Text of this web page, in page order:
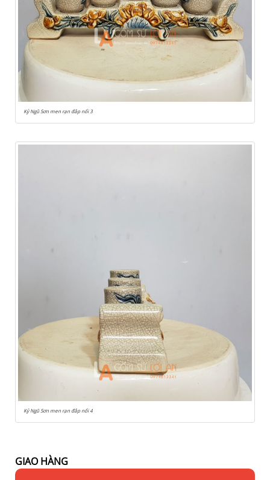
Kỷ Ngũ Sơn men rạn đắp nổi 3
Kỷ Ngũ Sơn men rạn đắp nổi 4
GIAO HÀNG